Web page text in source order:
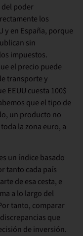
del poder
los
y en España, porque
sin
impuestos.
el precio puede
transporte y
EEUU cuesta 100$
que el tipo de
un producto no
la zona euro, a
un índice basado
tanto cada país
de esa cesta, e
a lo largo del
tanto, comparar
que
de inversión.